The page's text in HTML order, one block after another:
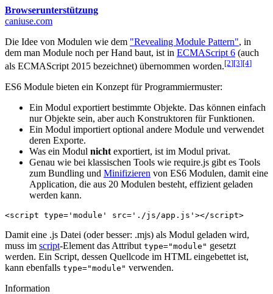
Browserunterstützung
caniuse.com
Die Idee von Modulen wie dem "Revealing Module Pattern", in
dem man Module noch per Hand baut, ist in ECMAScript 6 (auch
als ECMAScript 2015 bezeichnet) übernommen worden.[2][3][4]
ES6 Module bieten ein Konzept für Programmiermuster:
Ein Modul exportiert bestimmte Objekte. Das können einfach
nur Objekte sein, aber auch Konstruktoren für Funktionen.
Ein Modul importiert optional andere Module und verwendet
deren Exporte.
Was ein Modul nicht exportiert, ist im Modul privat.
Genau wie bei klassischen Tools wie require.js gibt es Tools
zum Bundling und Minifizieren von ES6 Modulen, damit eine
Application, die aus 20 Modulen besteht, effizient geladen
werden kann.
<script type= 'module' src= './js/app.js' ></script>
Damit eine .js Datei (oder besser: .mjs) als Modul geladen wird,
muss im script-Element das Attribut type="module" gesetzt
werden. Ein Script, dessen Quellcode im HTML eingebettet ist,
kann ebenfalls type="module" verwenden.
Information